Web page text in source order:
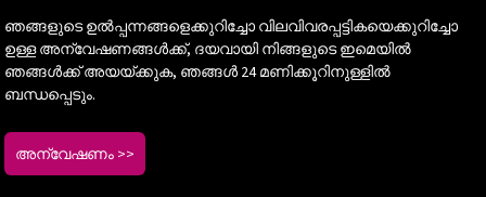
ഞങ്ങളുടെ ഉൽപ്പന്നങ്ങളെക്കുറിച്ചോ വിലവിവരപ്പട്ടികയെക്കുറിച്ചോ
ഉള്ള അന്വേഷണങ്ങൾക്ക്, ദയവായി നിങ്ങളുടെ ഇമെയിൽ
ഞങ്ങൾക്ക് അയയ്ക്കുക, ഞങ്ങൾ 24 മണിക്കൂറിനുള്ളിൽ
ബന്ധപ്പെടും.
അന്വേഷണം >>